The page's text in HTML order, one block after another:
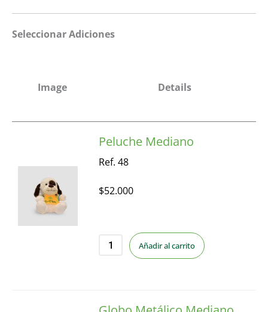
Seleccionar Adiciones
Image Details
Peluche Mediano
Ref. 48
$52.000
Añadir al carrito